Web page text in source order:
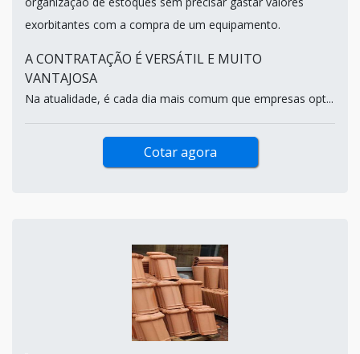
exorbitantes com a compra de um equipamento.
A CONTRATAÇÃO É VERSÁTIL E MUITO
VANTAJOSA
Na atualidade, é cada dia mais comum que empresas opt...
Cotar agora